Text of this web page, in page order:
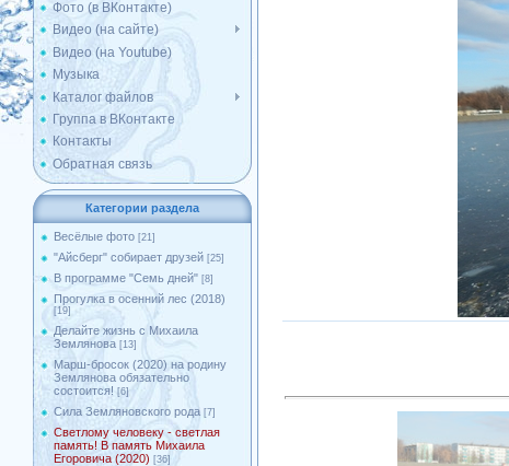
Фото (в ВКонтакте)
Видео (на сайте)
Видео (на Youtube)
Музыка
Каталог файлов
Группа в ВКонтакте
Контакты
Обратная связь
Категории раздела
Весёлые фото [21]
"Айсберг" собирает друзей [25]
В программе "Семь дней" [8]
Прогулка в осенний лес (2018)
[19]
Делайте жизнь с Михаила
Землянова [13]
Марш-бросок (2020) на родину
Землянова обязательно
состоится! [6]
Сила Земляновского рода [7]
Светлому человеку - светлая
память! В память Михаила
Егоровича (2020) [36]